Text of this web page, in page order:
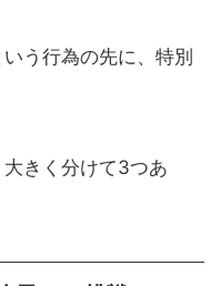
う行為の先に、特別
きく分けて3つあ